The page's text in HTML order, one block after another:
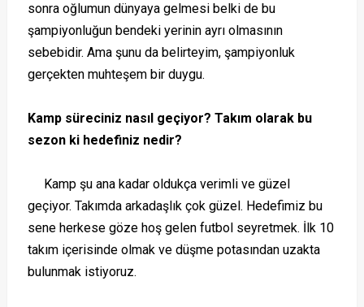
sonra oğlumun dünyaya gelmesi belki de bu
şampiyonluğun bendeki yerinin ayrı olmasının
sebebidir. Ama şunu da belirteyim, şampiyonluk
gerçekten muhteşem bir duygu.
Kamp süreciniz nasıl geçiyor? Takım olarak bu
sezon ki hedefiniz nedir?
Kamp şu ana kadar oldukça verimli ve güzel
geçiyor. Takımda arkadaşlık çok güzel. Hedefimiz bu
sene herkese göze hoş gelen futbol seyretmek. İlk 10
takım içerisinde olmak ve düşme potasından uzakta
bulunmak istiyoruz.